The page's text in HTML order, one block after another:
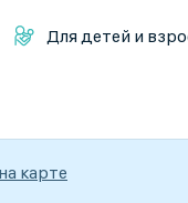
Для детей и
карте